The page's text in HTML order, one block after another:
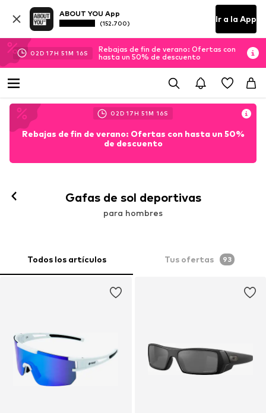
ABOUT YOU App
(152.700) Ir a la App
02D 17H 51M 15S
Rebajas de fin de verano: Ofertas con
hasta un 50% de descuento
02D 17H 51M 15S
Rebajas de fin de verano: Ofertas con hasta un 50%
de descuento
Gafas de sol deportivas
para hombres
Todos los artículos Tus ofertas 93